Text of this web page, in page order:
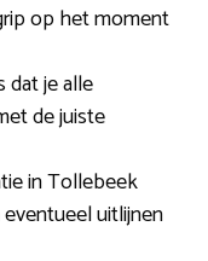
op het moment
dat je alle
de juiste
in Tollebeek
uitlijnen